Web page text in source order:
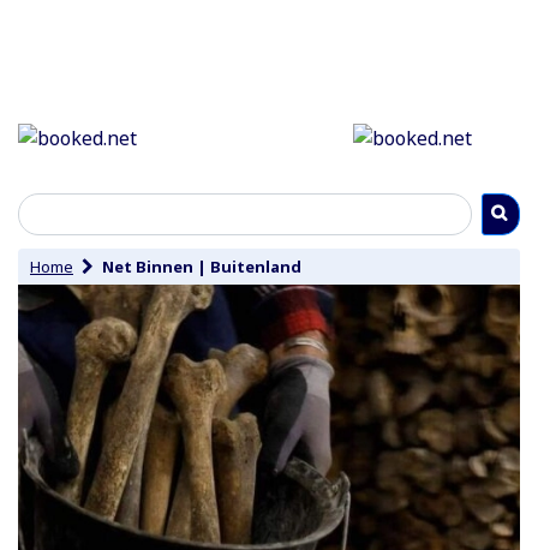
Home Net Binnen | Buitenland